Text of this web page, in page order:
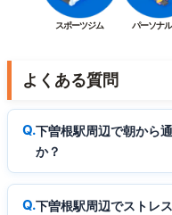
スポーツジム パーソナ
よくある質問
下曽根駅周辺で朝から
か？
下曽根駅周辺でストレ